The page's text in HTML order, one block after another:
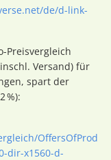
de/d-link-
Preisvergleich
Versand) für
spart der
%):
OffersOfProd
dir-x1560-d-